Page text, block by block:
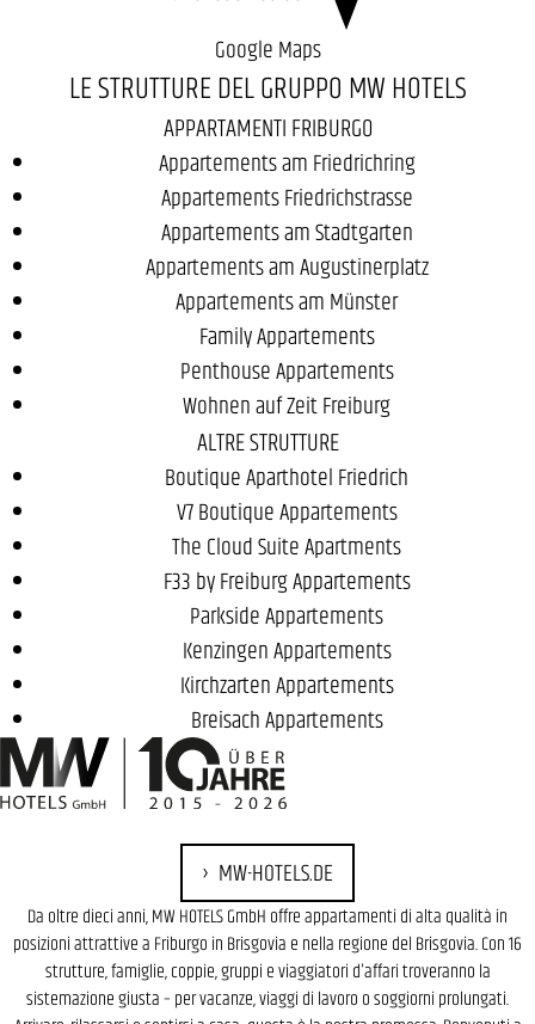
Google Maps
LE STRUTTURE DEL GRUPPO MW HOTELS
APPARTAMENTI FRIBURGO
Appartements am Friedrichring
Appartements Friedrichstrasse
Appartements am Stadtgarten
Appartements am Augustinerplatz
Appartements am Münster
Family Appartements
Penthouse Appartements
Wohnen auf Zeit Freiburg
ALTRE STRUTTURE
Boutique Aparthotel Friedrich
V7 Boutique Appartements
The Cloud Suite Apartments
F33 by Freiburg Appartements
Parkside Appartements
Kenzingen Appartements
Kirchzarten Appartements
Breisach Appartements
MW-HOTELS.DE
Da oltre dieci anni, MW HOTELS GmbH offre appartamenti di alta qualità in
posizioni attrattive a Friburgo in Brisgovia e nella regione del Brisgovia. Con 16
strutture, famiglie, coppie, gruppi e viaggiatori d'affari troveranno la
sistemazione giusta – per vacanze, viaggi di lavoro o soggiorni prolungati.